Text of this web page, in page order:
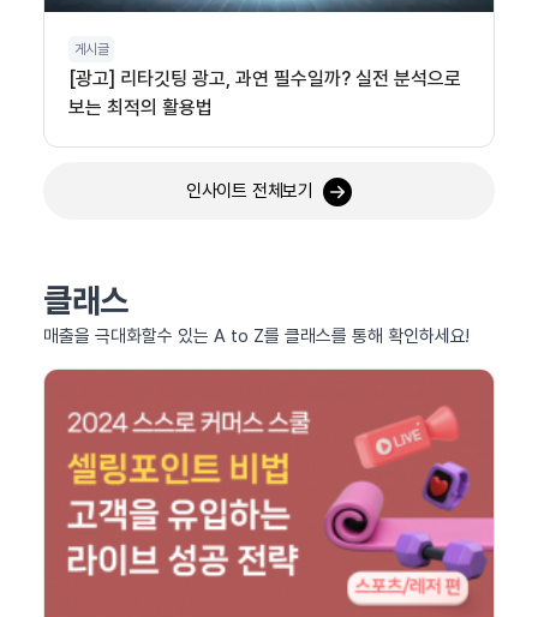
게시글
[광고] 리타깃팅 광고, 과연 필수일까? 실전 분석으로
보는 최적의 활용법
인사이트 전체보기
클래스
매출을 극대화할수 있는 A to Z를 클래스를 통해 확인하세요!